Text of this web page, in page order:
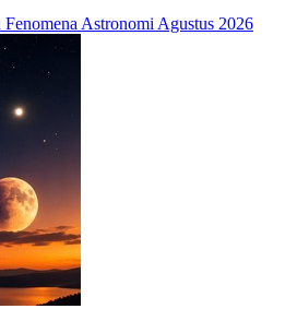
Astronomi Agustus 2026